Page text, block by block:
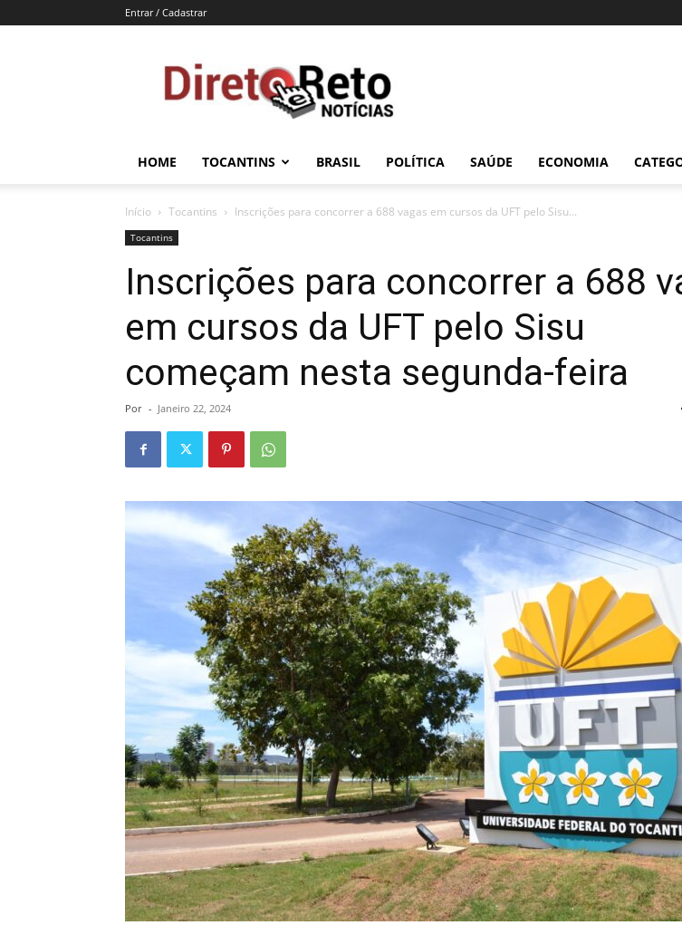
Entrar / Cadastrar
e
Reto
HOME TOCANTINS BRASIL POLÍTICA SAÚDE ECONOMIA
Início Tocantins Inscrições para concorrer a 688 vagas em cursos da UFT pelo Sisu...
Tocantins
Inscrições para concorrer a 688
em cursos da UFT pelo Sisu
começam nesta segunda-feira
Por - Janeiro 22, 2024